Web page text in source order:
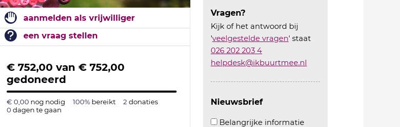
aanmelden als vrijwilliger
een vraag stellen
€ 752,00 van € 752,00
gedoneerd
€ 0,00 nog nodig 100% bereikt 2 donaties
0dagen te gaan
Vragen?
Kijk of het antwoord bij
'veelgestelde vragen' staat
026 202 203 4
helpdesk@ikbuurtmee.nl
Nieuwsbrief
Belangrijke informatie